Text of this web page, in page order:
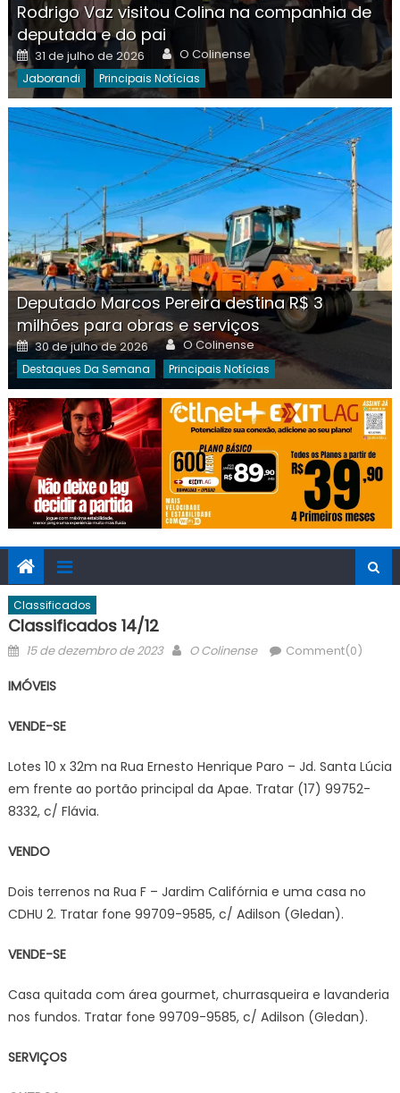
Rodrigo Vaz visitou Colina na companhia de
deputada e do pai
Posted
on
31 de julho de 2026 Author
O Colinense
Jaborandi Principais Notícias
Deputado Marcos Pereira destina R$ 3
milhões para obras e serviços
Posted
on
30 de julho de 2026 Author
O Colinense
Destaques Da Semana Principais Notícias
Classificados
Classificados 14/12
Posted
15 de dezembro de 2023 Author
O Colinense Comment(0)
IMÓVEIS
VENDE-SE
Lotes 10 x 32m na Rua Ernesto Henrique Paro – Jd. Santa Lúcia
em frente ao portão principal da Apae. Tratar (17) 99752-
8332, c/ Flávia.
VENDO
Dois terrenos na Rua F – Jardim Califórnia e uma casa no
CDHU 2. Tratar fone 99709-9585, c/ Adilson (Gledan).
VENDE-SE
Casa quitada com área gourmet, churrasqueira e lavanderia
nos fundos. Tratar fone 99709-9585, c/ Adilson (Gledan).
SERVIÇOS